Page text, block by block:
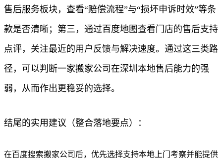
售后服务板块，查看“赔偿流程”与“损坏申诉时效”等条
款是否清晰；第三，通过百度地图查看门店的售后支持
点评，关注最近的用户反馈与解决速度。通过这三类路
径，可以判断一家搬家公司在深圳本地售后能力的强
弱，从而作出更稳妥的选择。
结尾的实用建议（整合落地要点）：
在百度搜索搬家公司后，优先选择支持本地上门考察并能提供